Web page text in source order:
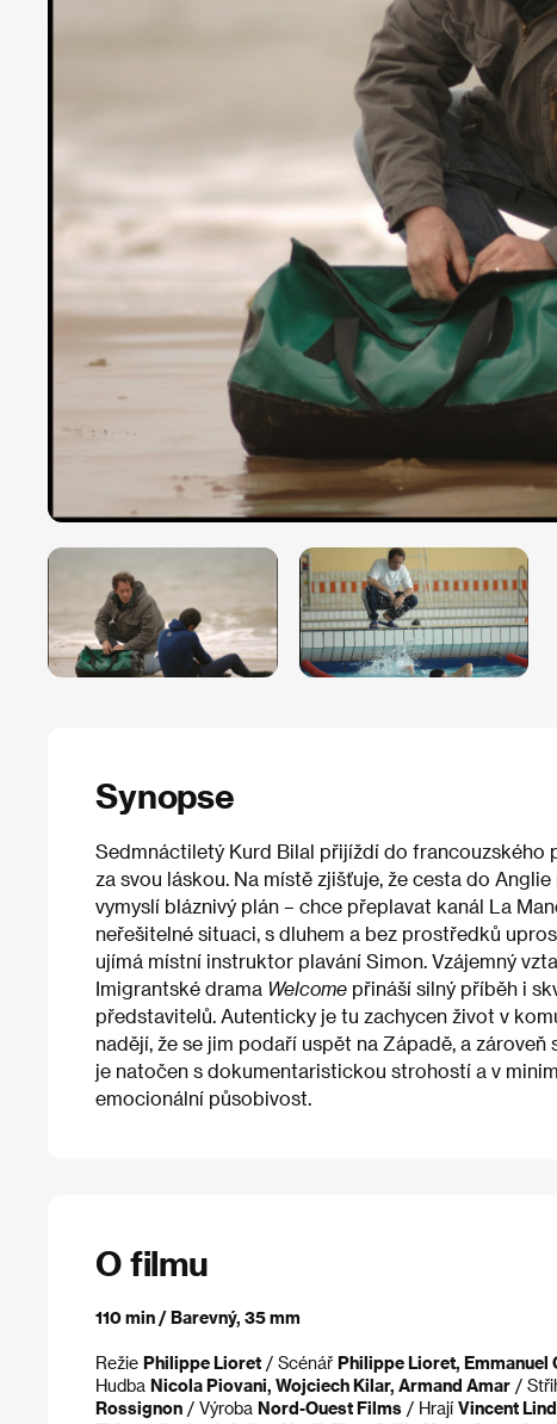
Synopse
Sedmnáctiletý Kurd Bilal přijíždí do francouzského
za svou láskou. Na místě zjišťuje, že cesta do
vymyslí bláznivý plán – chce přeplavat kanál La
neřešitelné situaci, s dluhem a bez prostředků
ujímá místní instruktor plavání Simon. Vzájemný
Imigrantské drama Welcome přináší silný příběh i
představitelů. Autenticky je tu zachycen život v
nadějí, že se jim podaří uspět na Západě, a
je natočen s dokumentaristickou strohostí a v
emocionální působivost.
O filmu
110 min / Barevný, 35 mm
Režie Philippe Lioret / Scénář Philippe Lioret, Emmanuel
Hudba Nicola Piovani, Wojciech Kilar, Armand Amar /
Rossignon / Výroba Nord-Ouest Films / Hrají Vincent